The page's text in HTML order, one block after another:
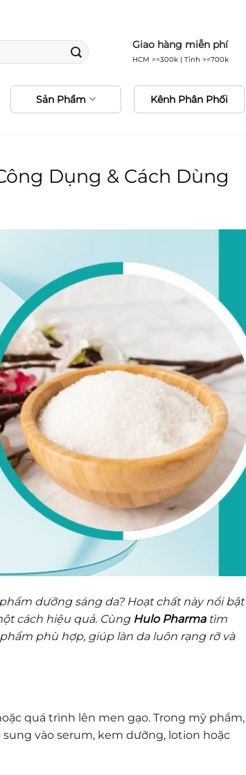
Giao hàng miễn phí
HCM >=300k | Tỉnh >=700k
Sản Phẩm Kênh Phân Phối
Dụng & Cách Dùng
dưỡng sáng da? Hoạt chất này nổi bật
cách hiệu quả. Cùng Hulo Pharmatìm
phù hợp, giúp làn da luôn rạng rỡ và
quá trình lên men gạo. Trong mỹ phẩm,
vào serum, kem dưỡng, lotion hoặc